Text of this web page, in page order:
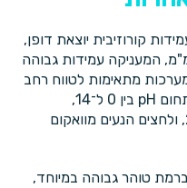
קורוזיבית יוצאת דופן,
שכבת ציפוי בעובי של עד 15 מ"מ, המעניקה עמידות גבוהה
מתאימות לטווח רחב
של תנאי עבודה, לרבות עבודה בתחום pH בין 0 ל־14,
טמפרטורות בין ‎-40°C‎ ל־‎220°C, ולחצים הנעים מוואקום
טוהר גבוהה במיוחד,